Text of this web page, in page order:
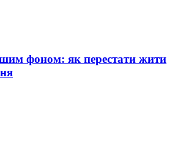
фоном: як перестати жити